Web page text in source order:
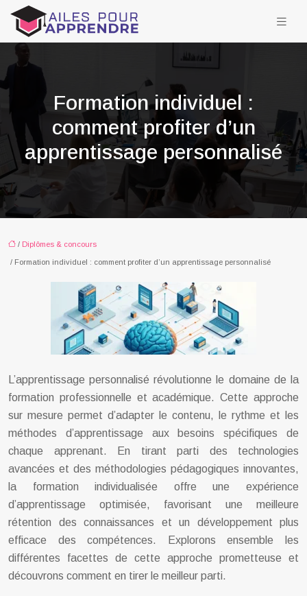
Formation individuel :
comment profiter d’un
apprentissage personnalisé
/ Diplômes & concours
/ Formation individuel : comment profiter d’un apprentissage personnalisé
L’apprentissage personnalisé révolutionne le domaine de la
formation professionnelle et académique. Cette approche
sur mesure permet d’adapter le contenu, le rythme et les
méthodes d’apprentissage aux besoins spécifiques de
chaque apprenant. En tirant parti des technologies
avancées et des méthodologies pédagogiques innovantes,
la formation individualisée offre une expérience
d’apprentissage optimisée, favorisant une meilleure
rétention des connaissances et un développement plus
efficace des compétences. Explorons ensemble les
différentes facettes de cette approche prometteuse et
découvrons comment en tirer le meilleur parti.